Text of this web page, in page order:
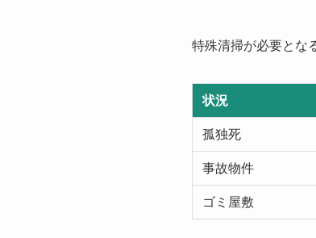
特殊清掃が必要とな
状況
孤独死
事故物件
ゴミ屋敷